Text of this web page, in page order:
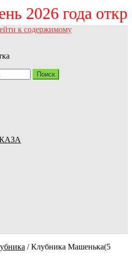
2026 года
к содержимому
Поиск
/Клубника Машенька(5